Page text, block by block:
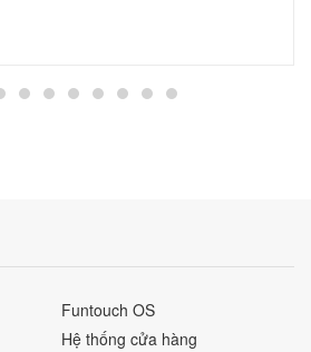
Funtouch OS
Hệ thống cửa hàng